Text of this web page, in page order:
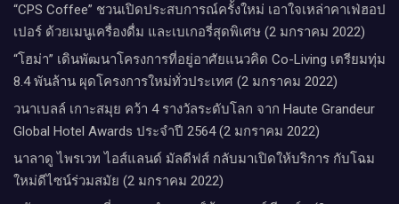
“CPS Coffee” ชวนเปิดประสบการณ์ครั้งใหม่ เอาใจเหล่าคาเฟ่ฮอป
เปอร์ ด้วยเมนูเครื่องดื่ม และเบเกอรี่สุดพิเศษ (2 มกราคม 2022)
“โฮม่า” เดินพัฒนาโครงการที่อยู่อาศัยแนวคิด Co-Living เตรียมทุ่ม
8.4 พันล้าน ผุดโครงการใหม่ทั่วประเทศ (2 มกราคม 2022)
วนาเบลล์ เกาะสมุย คว้า 4 รางวัลระดับโลก จาก Haute Grandeur
Global Hotel Awards ประจำปี 2564 (2 มกราคม 2022)
นาลาดู ไพรเวท ไอส์แลนด์ มัลดีฟส์ กลับมาเปิดให้บริการ กับโฉม
ใหม่ดีไซน์ร่วมสมัย (2 มกราคม 2022)